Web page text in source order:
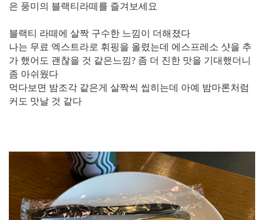
은 풍미의 블랙티라떼를 즐겨보세요
블랙티 라떼에 살짝 구수한 느낌이 더해졌다
나는 무료 엑스트라로 휘핑을 올렸는데 에스프레소 샷을 추
가 했어도 괜찮을 것 같은느낌? 좀 더 진한 맛을 기대했더니
좀 아쉬웠다
먹다보면 밤조각 같은게 살짝씩 씹히는데 아예 밤마론처럼
커도 맛날 것 같다